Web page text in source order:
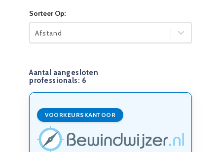
Sorteer Op:
Afstand
Aantal aangesloten
professionals: 6
VOORKEURSKANTOOR